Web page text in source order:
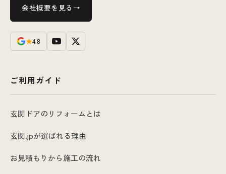
会社概要を見る
★4.8
ご利用ガイド
玄関ドアのリフォームとは
玄関.jpが選ばれる理由
お見積もりから施工の流れ